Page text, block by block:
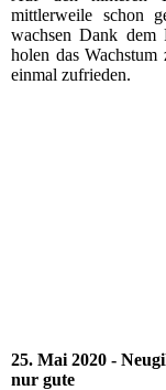
mittlerweile schon
wachsen Dank dem
holen das
einmal zufrieden.
25. Mai 2020 -
nur gute